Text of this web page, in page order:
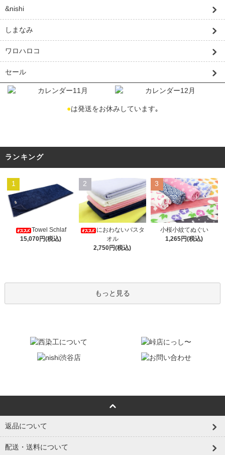
&nishi
しまなみ
ワロハロコ
セール
●は発送をお休みしています｡
ランキング
1
Towel Schlaf
15,070円(税込)
2
におわないバスタ
オル
2,750円(税込)
3
小桜小紋てぬぐい
1,265円(税込)
もっと見る
返品について
配送・送料について